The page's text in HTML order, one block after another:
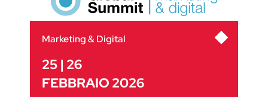
Marketing & Digital
25 | 26
FEBBRAIO 2026